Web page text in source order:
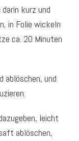
kurz und
in Folie wickeln
ca. 20 Minuten
und
leicht
ablöschen,